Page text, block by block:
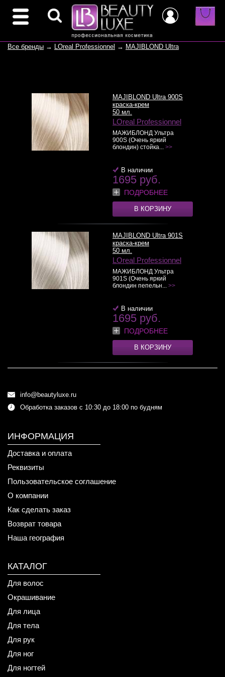
Все бренды → LOreal Professionnel → MAJIBLOND Ultra
MAJIBLOND Ultra 900S
краска-крем
50 мл.
LOreal Professionnel
МАЖИБЛОНД Ультра
900S (Очень яркий
блондин) стойка... >>
В наличии
1695 руб.
ПОДРОБНЕЕ
В КОРЗИНУ
MAJIBLOND Ultra 901S
краска-крем
50 мл.
LOreal Professionnel
МАЖИБЛОНД Ультра
901S (Очень яркий
блондин пепельн... >>
В наличии
1695 руб.
ПОДРОБНЕЕ
В КОРЗИНУ
info@beautyluxe.ru
Обработка заказов с 10:30 до 18:00 по будням
ИНФОРМАЦИЯ
Доставка и оплата
Реквизиты
Пользовательское соглашение
О компании
Как сделать заказ
Возврат товара
Наша география
КАТАЛОГ
Для волос
Окрашивание
Для лица
Для тела
Для рук
Для ног
Для ногтей